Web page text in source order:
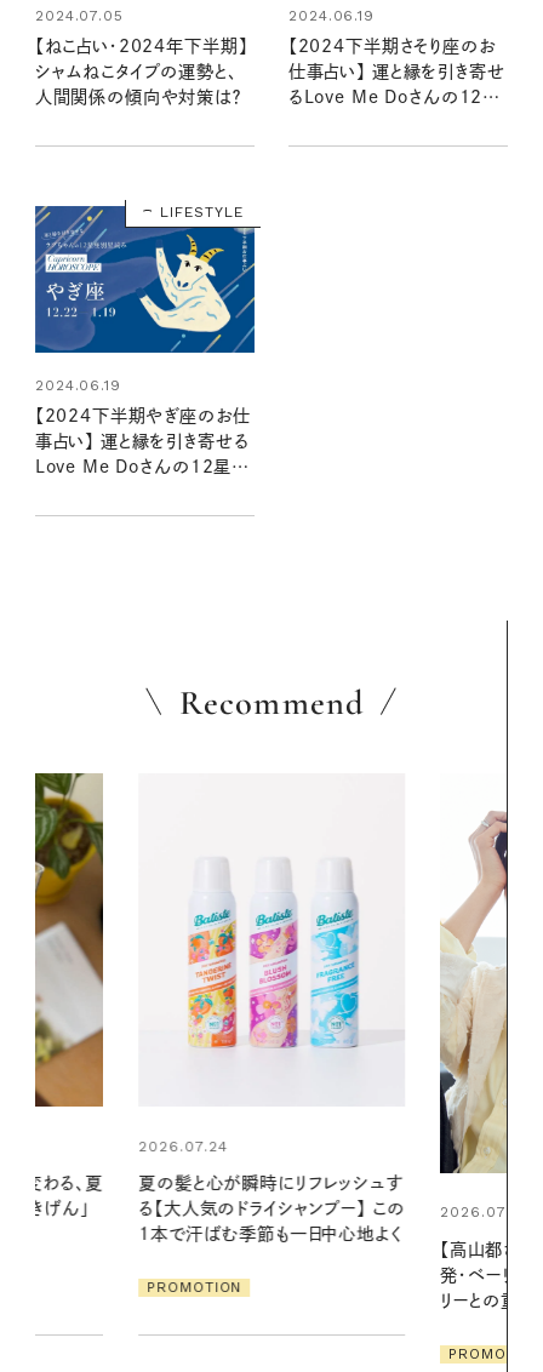
2024.07.05
【ねこ占い・2024年下半期】
シャムねこタイプの運勢と、
人間関係の傾向や対策は？
2024.06.19
【2024下半期さそり座のお
仕事占い】 運と縁を引き寄せ
るLove Me Doさんの12星
LIFESTYLE
2024.06.19
【2024下半期やぎ座のお仕
事占い】 運と縁を引き寄せる
Love Me Doさんの12星座
Recommend
レッシュす
プー】 この
2026.07.21
発・ベーリングの腕時計】 アクセサ
リーとの重ねづけも素敵な大人の
2026.06.01
やりジェルと
ア
PROMOTION